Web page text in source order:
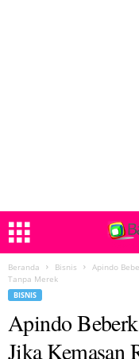
Beranda Bisnis
Apindo
Tanpa Merek
BISNIS
Apindo
Jika Kemasan